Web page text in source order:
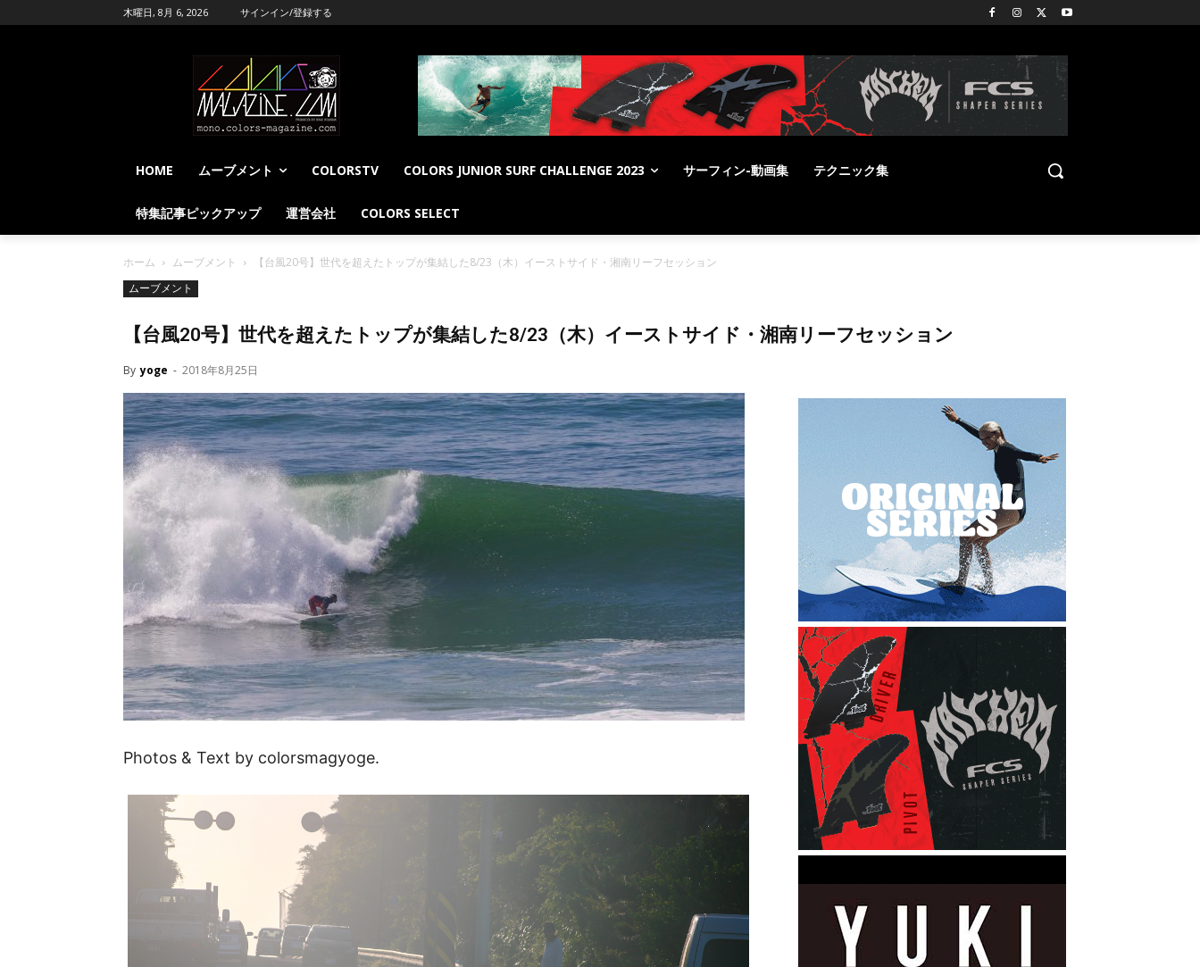
木曜日, 8月 6, 2026 サインイン/登録する
HOME ムーブメント COLORSTV COLORS JUNIOR SURF CHALLENGE 2023 サーフィン-動画集 テクニック集
特集記事ピックアップ 運営会社 COLORS SELECT
ホーム ムーブメント
【台風20号】世代を超えたトップが集結した8/23（木）イーストサイド・湘南リーフセッション
ムーブメント
【台風20号】世代を超えたトップが集結した8/23（木）イーストサイド・湘南リーフセッション
By yoge - 2018年8月25日
Photos & Text by colorsmagyoge.